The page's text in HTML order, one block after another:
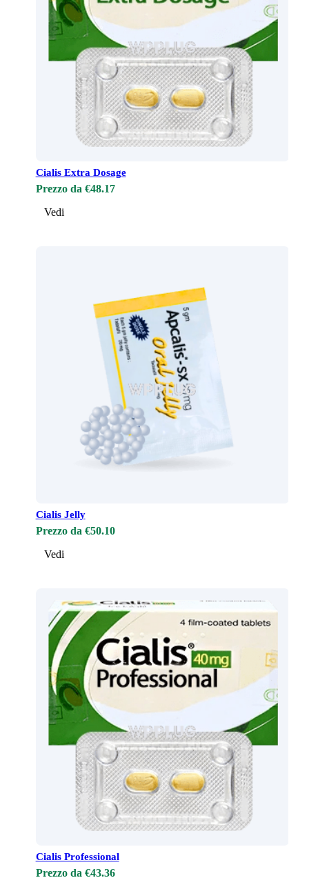
Cialis Extra Dosage
Prezzo da €48.17
Vedi
Cialis Jelly
Prezzo da €50.10
Vedi
Cialis Professional
Prezzo da €43.36